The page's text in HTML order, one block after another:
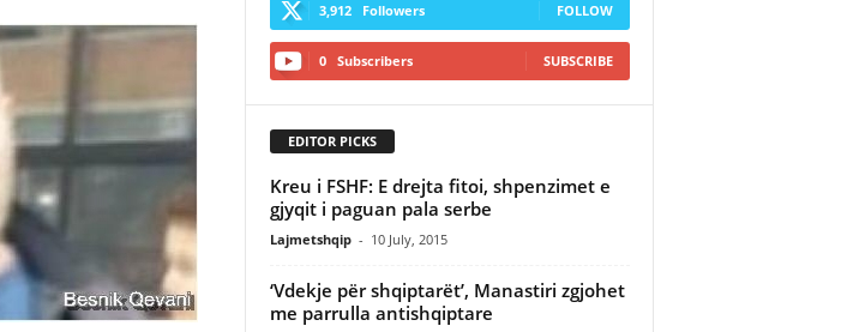
3,912 Followers FOLLOW
0 Subscribers SUBSCRIBE
EDITOR PICKS
Kreu i FSHF: E drejta fitoi, shpenzimet e
gjyqit i paguan pala serbe
Lajmetshqip - 10 July, 2015
‘Vdekje për shqiptarët’, Manastiri zgjohet
me parrulla antishqiptare